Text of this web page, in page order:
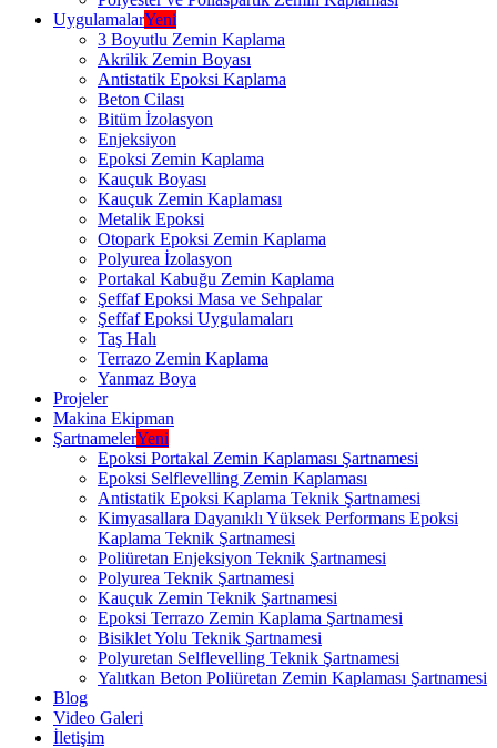
UygulamalarYeni
3 Boyutlu Zemin Kaplama
Akrilik Zemin Boyası
Antistatik Epoksi Kaplama
Beton Cilası
Bitüm İzolasyon
Enjeksiyon
Epoksi Zemin Kaplama
Kauçuk Boyası
Kauçuk Zemin Kaplaması
Metalik Epoksi
Otopark Epoksi Zemin Kaplama
Polyurea İzolasyon
Portakal Kabuğu Zemin Kaplama
Şeffaf Epoksi Masa ve Sehpalar
Şeffaf Epoksi Uygulamaları
Taş Halı
Terrazo Zemin Kaplama
Yanmaz Boya
Projeler
Makina Ekipman
ŞartnamelerYeni
Epoksi Portakal Zemin Kaplaması Şartnamesi
Epoksi Selflevelling Zemin Kaplaması
Antistatik Epoksi Kaplama Teknik Şartnamesi
Kimyasallara Dayanıklı Yüksek Performans Epoksi
Kaplama Teknik Şartnamesi
Poliüretan Enjeksiyon Teknik Şartnamesi
Polyurea Teknik Şartnamesi
Kauçuk Zemin Teknik Şartnamesi
Epoksi Terrazo Zemin Kaplama Şartnamesi
Bisiklet Yolu Teknik Şartnamesi
Polyuretan Selflevelling Teknik Şartnamesi
Yalıtkan Beton Poliüretan Zemin Kaplaması Şartnamesi
Blog
Video Galeri
İletişim